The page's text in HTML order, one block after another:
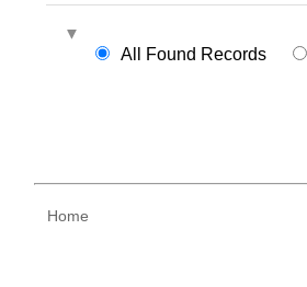
All Found Records
Home